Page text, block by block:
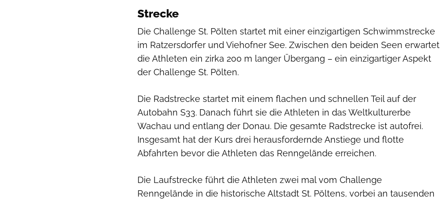
Strecke
Die Challenge St. Pölten startet mit einer einzigartigen Schwimmstrecke
im Ratzersdorfer und Viehofner See. Zwischen den beiden Seen erwartet
die Athleten ein zirka 200 m langer Übergang – ein einzigartiger Aspekt
der Challenge St. Pölten.
Die Radstrecke startet mit einem flachen und schnellen Teil auf der
Autobahn S33. Danach führt sie die Athleten in das Weltkulturerbe
Wachau und entlang der Donau. Die gesamte Radstrecke ist autofrei.
Insgesamt hat der Kurs drei herausfordernde Anstiege und flotte
Abfahrten bevor die Athleten das Renngelände erreichen.
Die Laufstrecke führt die Athleten zwei mal vom Challenge
Renngelände in die historische Altstadt St. Pöltens, vorbei an tausenden